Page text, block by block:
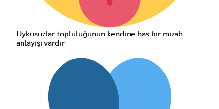
Uykusuzlar topluluğunun kendine has bir mizah
anlayışı vardır